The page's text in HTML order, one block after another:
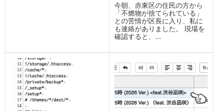
今朝、赤東区の住民の方から
「不燃物が捨てられている」
との苦情が区長に入り、私に
も連絡がありました。 現場を
確認すると、...